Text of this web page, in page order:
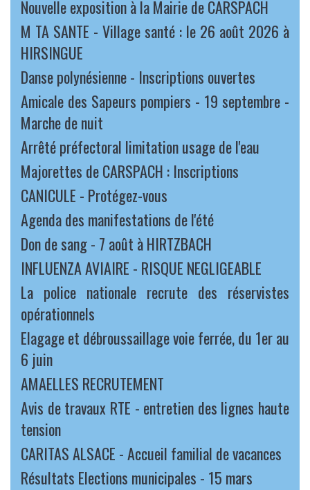
Nouvelle exposition à la Mairie de CARSPACH
M TA SANTE - Village santé : le 26 août 2026 à
HIRSINGUE
Danse polynésienne - Inscriptions ouvertes
Amicale des Sapeurs pompiers - 19 septembre -
Marche de nuit
Arrêté préfectoral limitation usage de l'eau
Majorettes de CARSPACH : Inscriptions
CANICULE - Protégez-vous
Agenda des manifestations de l'été
Don de sang - 7 août à HIRTZBACH
INFLUENZA AVIAIRE - RISQUE NEGLIGEABLE
La police nationale recrute des réservistes
opérationnels
Elagage et débroussaillage voie ferrée, du 1er au
6 juin
AMAELLES RECRUTEMENT
Avis de travaux RTE - entretien des lignes haute
tension
CARITAS ALSACE - Accueil familial de vacances
Résultats Elections municipales - 15 mars